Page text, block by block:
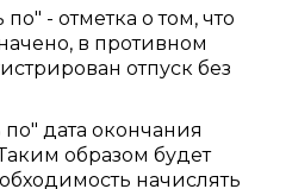
- отметка о том, что
в противном
отпуск без
дата окончания
образом будет
начислять